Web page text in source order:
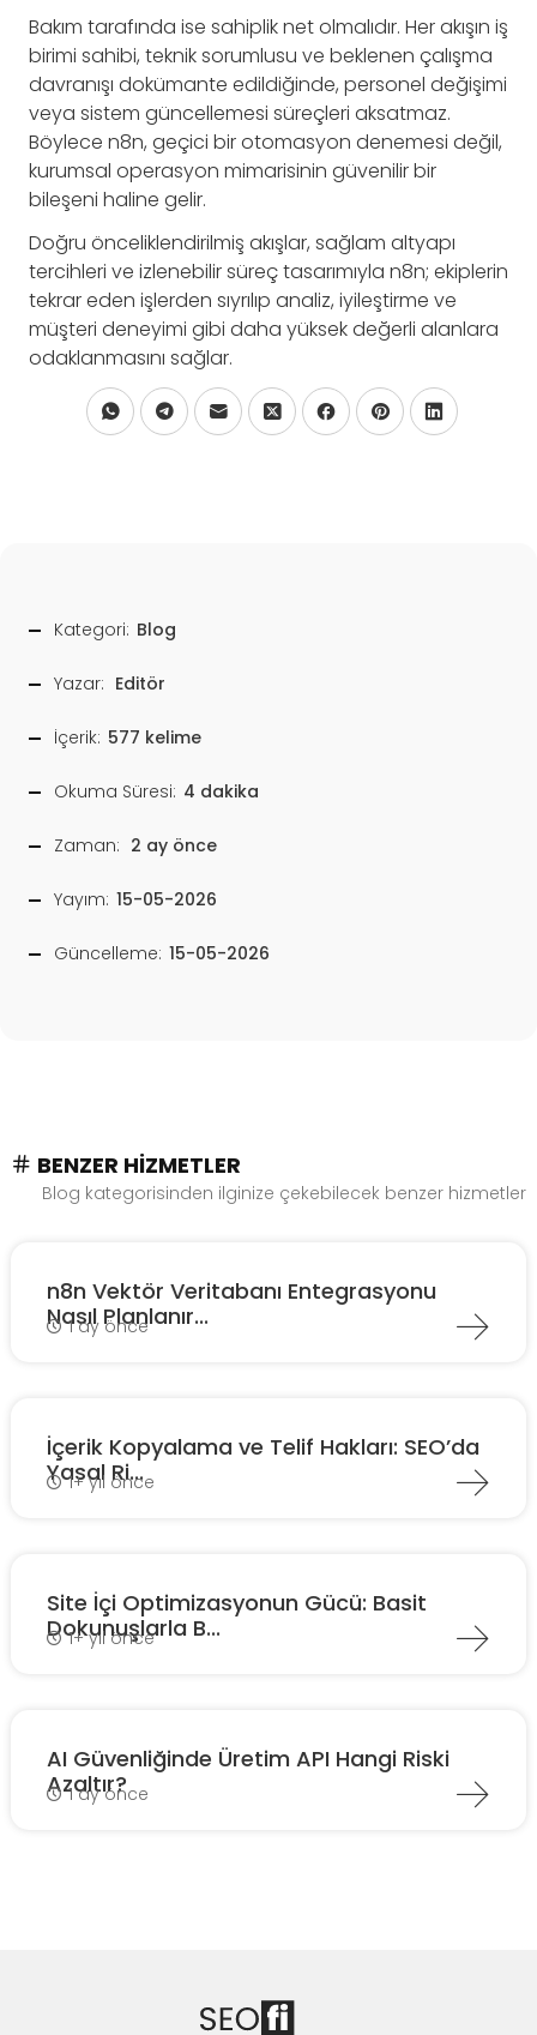
Bakım tarafında ise sahiplik net olmalıdır. Her akışın iş
birimi sahibi, teknik sorumlusu ve beklenen çalışma
davranışı dokümante edildiğinde, personel değişimi
veya sistem güncellemesi süreçleri aksatmaz.
Böylece n8n, geçici bir otomasyon denemesi değil,
kurumsal operasyon mimarisinin güvenilir bir
bileşeni haline gelir.
Doğru önceliklendirilmiş akışlar, sağlam altyapı
tercihleri ve izlenebilir süreç tasarımıyla n8n; ekiplerin
tekrar eden işlerden sıyrılıp analiz, iyileştirme ve
müşteri deneyimi gibi daha yüksek değerli alanlara
odaklanmasını sağlar.
Kategori: Blog
Yazar: Editör
İçerik: 577 kelime
Okuma Süresi: 4 dakika
Zaman: 2 ay önce
Yayım: 15-05-2026
Güncelleme: 15-05-2026
BENZER HIZMETLER
Blog kategorisinden ilginize çekebilecek benzer hizmetler
n8n Vektör Veritabanı Entegrasyonu
Nasıl Planlanır...
1 ay önce
İçerik Kopyalama ve Telif Hakları: SEO’da
Yasal Ri...
1+ yıl önce
Site İçi Optimizasyonun Gücü: Basit
Dokunuşlarla B...
1+ yıl önce
AI Güvenliğinde Üretim API Hangi Riski
Azaltır?
1 ay önce